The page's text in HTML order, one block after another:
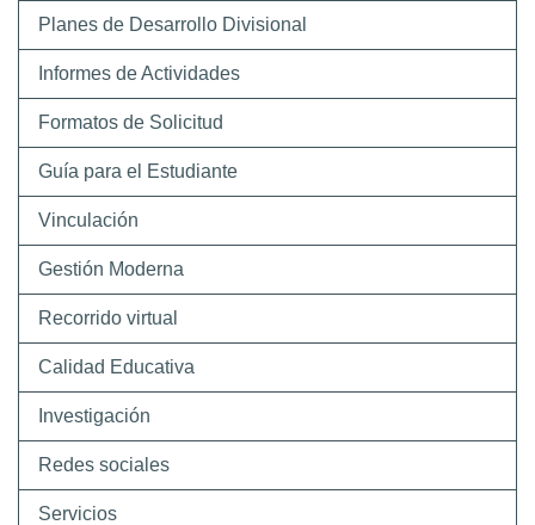
Planes de Desarrollo Divisional
Informes de Actividades
Formatos de Solicitud
Guía para el Estudiante
Vinculación
Gestión Moderna
Recorrido virtual
Calidad Educativa
Investigación
Redes sociales
Servicios